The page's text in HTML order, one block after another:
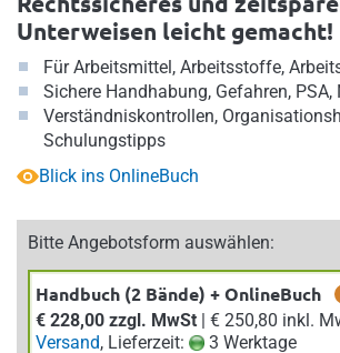
Unterweisen leicht gemacht!
Für Arbeitsmittel, Arbeitsstoffe,
Sichere Handhabung, Gefahren,
Verständniskontrollen,
Schulungstipps
Blick ins OnlineBuch
Bitte Angebotsform auswählen:
Handbuch (2 Bände) + OnlineBuch
€ 228,00 zzgl. MwSt
| € 250,80 inkl.
Versand, Lieferzeit: 3 Werktage